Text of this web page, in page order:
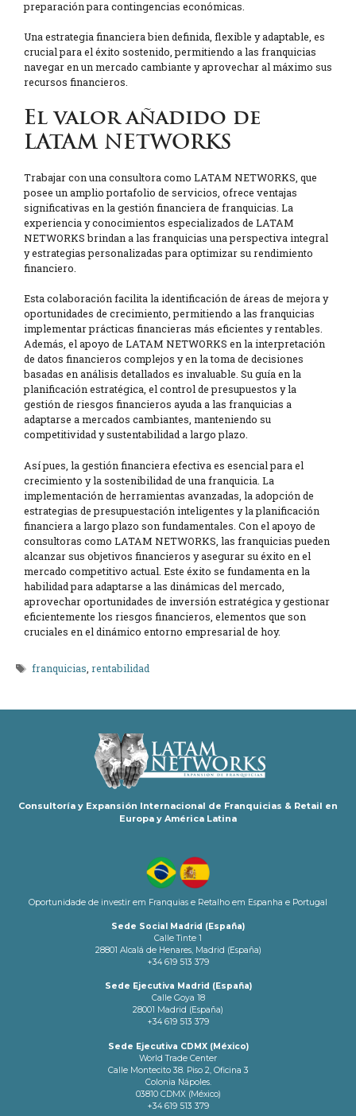
preparación para contingencias económicas.
Una estrategia financiera bien definida, flexible y adaptable, es
crucial para el éxito sostenido, permitiendo a las franquicias
navegar en un mercado cambiante y aprovechar al máximo sus
recursos financieros.
El valor añadido de
LATAM NETWORKS
Trabajar con una consultora como LATAM NETWORKS, que
posee un amplio portafolio de servicios, ofrece ventajas
significativas en la gestión financiera de franquicias. La
experiencia y conocimientos especializados de LATAM
NETWORKS brindan a las franquicias una perspectiva integral
y estrategias personalizadas para optimizar su rendimiento
financiero.
Esta colaboración facilita la identificación de áreas de mejora y
oportunidades de crecimiento, permitiendo a las franquicias
implementar prácticas financieras más eficientes y rentables.
Además, el apoyo de LATAM NETWORKS en la interpretación
de datos financieros complejos y en la toma de decisiones
basadas en análisis detallados es invaluable. Su guía en la
planificación estratégica, el control de presupuestos y la
gestión de riesgos financieros ayuda a las franquicias a
adaptarse a mercados cambiantes, manteniendo su
competitividad y sustentabilidad a largo plazo.
Así pues, la gestión financiera efectiva es esencial para el
crecimiento y la sostenibilidad de una franquicia. La
implementación de herramientas avanzadas, la adopción de
estrategias de presupuestación inteligentes y la planificación
financiera a largo plazo son fundamentales. Con el apoyo de
consultoras como LATAM NETWORKS, las franquicias pueden
alcanzar sus objetivos financieros y asegurar su éxito en el
mercado competitivo actual. Este éxito se fundamenta en la
habilidad para adaptarse a las dinámicas del mercado,
aprovechar oportunidades de inversión estratégica y gestionar
eficientemente los riesgos financieros, elementos que son
cruciales en el dinámico entorno empresarial de hoy.
Etiquetas
franquicias,rentabilidad
Consultoría y Expansión Internacional de Franquicias & Retail en
Europa y América Latina
Oportunidade de investir em Franquias e Retalho em Espanha e Portugal
Sede Social Madrid (España)
Calle Tinte 1
28801 Alcalá de Henares, Madrid (España)
+34 619 513 379
Sede Ejecutiva Madrid (España)
Calle Goya 18
28001 Madrid (España)
+34 619 513 379
Sede Ejecutiva CDMX (México)
World Trade Center
Calle Montecito 38. Piso 2, Oficina 3
Colonia Nápoles.
03810 CDMX (México)
+34 619 513 379